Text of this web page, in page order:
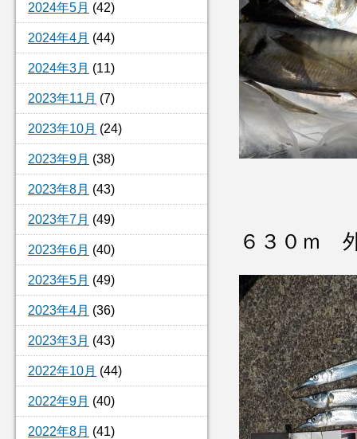
2024年5月 (42)
2024年4月 (44)
2024年3月 (11)
2023年11月 (7)
2023年10月 (24)
2023年9月 (38)
2023年8月 (43)
2023年7月 (49)
2023年6月 (40)
2023年5月 (49)
2023年4月 (36)
2023年3月 (43)
2022年10月 (44)
2022年9月 (40)
2022年8月 (41)
６３０ｍ